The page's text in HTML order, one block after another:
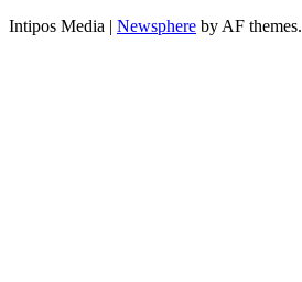
Intipos Media | Newsphere by AF themes.